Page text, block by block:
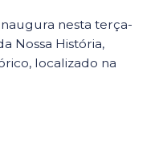
nesta terça-
Nossa História,
localizado na